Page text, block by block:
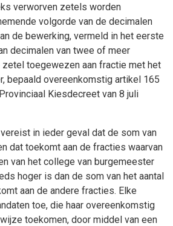
verworven zetels worden
volgorde van de decimalen
de bewerking, vermeld in het eerste
decimalen van twee of meer
toegewezen aan fractie met het
bepaald overeenkomstig artikel 165
Kiesdecreet van 8 juli
in ieder geval dat de som van
dat toekomt aan de fracties waarvan
van het college van burgemeester
hoger is dan de som van het aantal
aan de andere fracties. Elke
toe, die haar overeenkomstig
toekomen, door middel van een